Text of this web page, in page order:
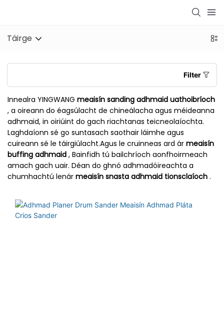
Táirge
Filter
Innealra YINGWANG meaisín sanding adhmaid uathoibríoch
, a oireann do éagsúlacht de chineálacha agus méideanna
adhmaid, in oiriúint do gach riachtanas teicneolaíochta.
Laghdaíonn sé go suntasach saothair láimhe agus
cuireann sé le táirgiúlacht.Agus le cruinneas ard ár meaisín
buffing adhmaid , Bainfidh tú bailchríoch aonfhoirmeach
amach gach uair. Déan do ghnó adhmadóireachta a
chumhachtú lenár meaisín snasta adhmaid tionsclaíoch .